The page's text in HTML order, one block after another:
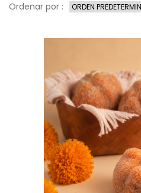
Ordenar por :